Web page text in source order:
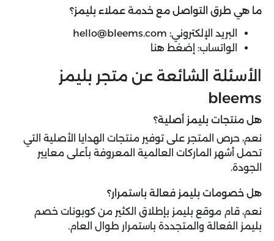
ما هي طرق التواصل مع خدمة عملاء بليمز؟
البريد الإلكتروني: hello@bleems.com
الواتساب: إضغط هنا
الأسئلة الشائعة عن متجر بليمز
bleems
هل منتجات بليمز أصلية؟
نعم، حرص المتجر على توفير منتجات الهدايا الأصلية التي
تحمل أشهر الماركات العالمية المعروفة بأعلى معايير
الجودة.
هل خصومات بليمز فعالة باستمرار؟
نعم، قام موقع بليمز بإطلاق الكثير من كوبونات خصم
بليمز الفعالة والمتجددة باستمرار طوال العام.